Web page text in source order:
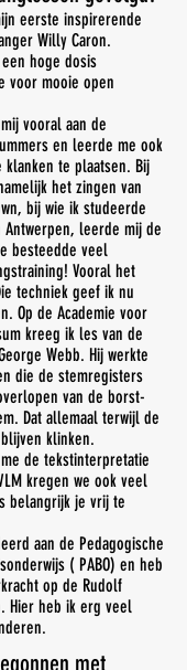
eerste inspirerende
Willy Caron.
hoge dosis
voor mooie open
vooral aan de
en leerde me ook
te plaatsen. Bij
het zingen van
bij wie ik studeerde
Antwerpen, leerde mij de
besteedde veel
Vooral het
techniek geef ik nu
Op de Academie voor
kreeg ik les van de
Webb. Hij werkte
die de stemregisters
van de borst-
Dat allemaal terwijl de
klinken.
de tekstinterpretatie
kregen we ook veel
belangrijk je vrij te
aan de Pedagogische
( PABO) en heb
op de Rudolf
Hier heb ik erg veel
met